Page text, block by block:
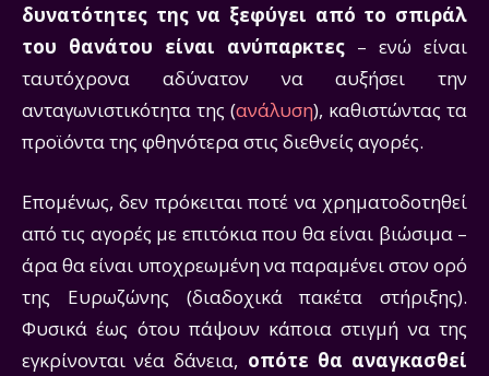
δυνατότητες της να ξεφύγει από το σπιράλ
του θανάτου είναι ανύπαρκτες – ενώ είναι
ταυτόχρονα αδύνατον να αυξήσει την
ανταγωνιστικότητα της (ανάλυση), καθιστώντας τα
προϊόντα της φθηνότερα στις διεθνείς αγορές.
Επομένως, δεν πρόκειται ποτέ να χρηματοδοτηθεί
από τις αγορές με επιτόκια που θα είναι βιώσιμα –
άρα θα είναι υποχρεωμένη να παραμένει στον ορό
της Ευρωζώνης (διαδοχικά πακέτα στήριξης).
Φυσικά έως ότου πάψουν κάποια στιγμή να της
εγκρίνονται νέα δάνεια, οπότε θα αναγκασθεί